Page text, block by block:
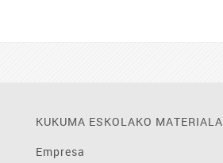
KUKUMA ESKOLAKO MATERIALA
Empresa